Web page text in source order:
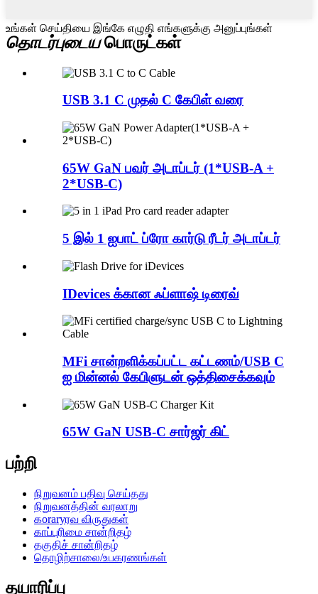
உங்கள் செய்தியை இங்கே எழுதி எங்களுக்கு அனுப்புங்கள்
தொடர்புடையபொருட்கள்
USB 3.1 C முதல் C கேபிள் வரை
65W GaN பவர் அடாப்டர் (1*USB-A +
2*USB-C)
5 இல் 1 ஐபாட் ப்ரோ கார்டு ரீடர் அடாப்டர்
IDevices க்கான ஃப்ளாஷ் டிரைவ்
MFi சான்றளிக்கப்பட்ட கட்டணம்/USB C
ஐ மின்னல் கேபிளுடன் ஒத்திசைக்கவும்
65W GaN USB-C சார்ஜர் கிட்
பற்றி
நிறுவனம் பதிவு செய்தது
நிறுவனத்தின் வரலாறு
கoraryரவ விருதுகள்
காப்புரிமை சான்றிதழ்
தகுதிச் சான்றிதழ்
தொழிற்சாலை/உபகரணங்கள்
தயாரிப்பு